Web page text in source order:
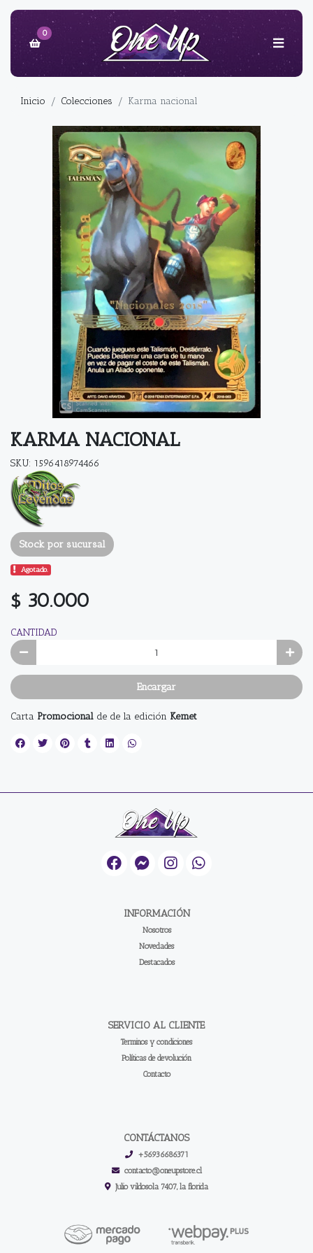
0
Inicio Colecciones Karma nacional
KARMA NACIONAL
SKU: 1596418974466
Stock por sucursal
Agotado.
$ 30.000
CANTIDAD
Encargar
Carta Promocional de de la edición Kemet
INFORMACIÓN
Nosotros
Novedades
Destacados
SERVICIO AL CLIENTE
Terminos y condiciones
Políticas de devolución
Contacto
CONTÁCTANOS
+56936686371
contacto@oneupstore.cl
Julio vildosola 7407, la florida